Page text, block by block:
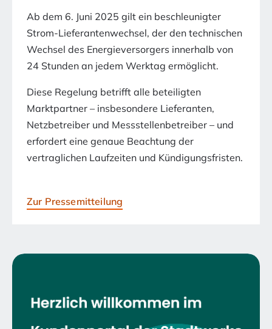
Ab dem 6. Juni 2025 gilt ein beschleunigter
Strom-Lieferantenwechsel, der den technischen
Wechsel des Energieversorgers innerhalb von
24 Stunden an jedem Werktag ermöglicht.
Diese Regelung betrifft alle beteiligten
Marktpartner – insbesondere Lieferanten,
Netzbetreiber und Messstellenbetreiber – und
erfordert eine genaue Beachtung der
vertraglichen Laufzeiten und Kündigungsfristen.
Zur Pressemitteilung